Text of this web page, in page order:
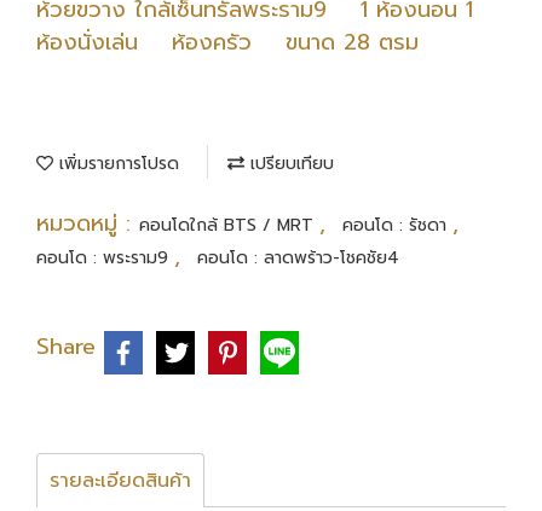
ห้วยขวาง ใกล้เซ็นทรัลพระราม9 1 ห้องนอน 1
ห้องนั่งเล่น ห้องครัว ขนาด 28 ตรม
เพิ่มรายการโปรด เปรียบเทียบ
หมวดหมู่ : คอนโดใกล้ BTS / MRT , คอนโด : รัชดา ,
คอนโด : พระราม9 , คอนโด : ลาดพร้าว-โชคชัย4
Share
รายละเอียดสินค้า